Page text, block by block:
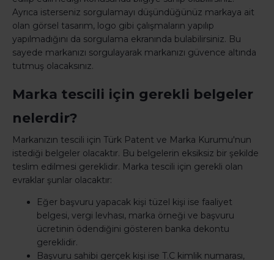
Ayrıca isterseniz sorgulamayı düşündüğünüz markaya ait
olan görsel tasarım, logo gibi çalışmaların yapılıp
yapılmadığını da sorgulama ekranında bulabilirsiniz. Bu
sayede markanızı sorgulayarak markanızı güvence altında
tutmuş olacaksınız.
Marka tescili için gerekli belgeler
nelerdir?
Markanızın tescili için Türk Patent ve Marka Kurumu'nun
istediği belgeler olacaktır. Bu belgelerin eksiksiz bir şekilde
teslim edilmesi gereklidir. Marka tescili için gerekli olan
evraklar şunlar olacaktır:
Eğer başvuru yapacak kişi tüzel kişi ise faaliyet
belgesi, vergi levhası, marka örneği ve başvuru
ücretinin ödendiğini gösteren banka dekontu
gereklidir.
Başvuru sahibi gerçek kişi ise T.C kimlik numarası,